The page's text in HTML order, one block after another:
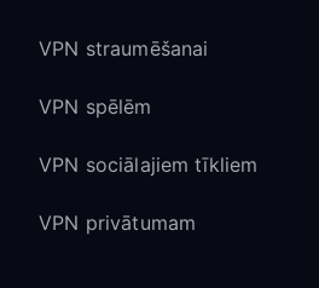
VPN straumēšanai
VPN spēlēm
VPN sociālajiem tīkliem
VPN privātumam